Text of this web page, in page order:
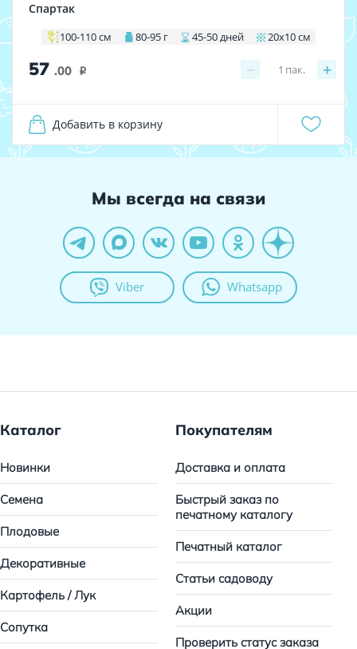
Спартак
100-110 см 80-95 г 45-50 дней 20х10 см
57 .00 i − +
1 пак.
Добавить в корзину
Мы всегда на связи
Viber Whatsapp
Каталог
Новинки
Семена
Плодовые
Декоративные
Картофель / Лук
Сопутка
Покупателям
Доставка и оплата
Быстрый заказ по
печатному каталогу
Печатный каталог
Статьи садоводу
Акции
Проверить статус заказа